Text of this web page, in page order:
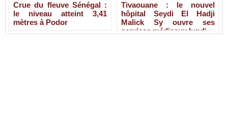
Crue du fleuve Sénégal :
le niveau atteint 3,41
mètres à Podor
Tivaouane : le nouvel
hôpital Seydi El Hadji
Malick Sy ouvre ses
services médicaux lundi